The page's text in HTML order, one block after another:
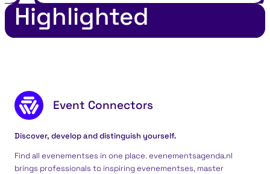
Highlighted
Footer content
Event Connectors
Discover, develop and distinguish yourself.
Find all evenementses in one place. evenementsagenda.nl
brings professionals to inspiring evenementses, master